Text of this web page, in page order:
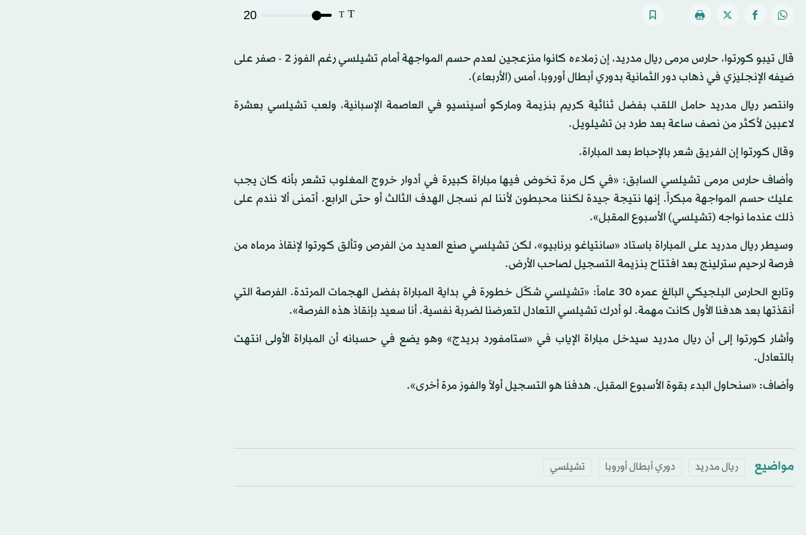
T
T
20
قال تيبو كورتوا، حارس مرمى ريال مدريد، إن زملاءه كانوا منزعجين لعدم حسم المواجهة أمام تشيلسي رغم الفوز 2 - صفر على
ضيفه الإنجليزي في ذهاب دور الثمانية بدوري أبطال أوروبا، أمس (الأربعاء).
وانتصر ريال مدريد حامل اللقب بفضل ثنائية كريم بنزيمة وماركو أسينسيو في العاصمة الإسبانية، ولعب تشيلسي بعشرة
لاعبين لأكثر من نصف ساعة بعد طرد بن تشيلويل.
وقال كورتوا إن الفريق شعر بالإحباط بعد المباراة.
وأضاف حارس مرمى تشيلسي السابق: «في كل مرة تخوض فيها مباراة كبيرة في أدوار خروج المغلوب تشعر بأنه كان يجب
عليك حسم المواجهة مبكراً. إنها نتيجة جيدة لكننا محبطون لأننا لم نسجل الهدف الثالث أو حتى الرابع. أتمنى ألا نندم على
ذلك عندما نواجه (تشيلسي) الأسبوع المقبل».
وسيطر ريال مدريد على المباراة باستاد «سانتياغو برنابيو»، لكن تشيلسي صنع العديد من الفرص وتألق كورتوا لإنقاذ مرماه من
فرصة لرحيم سترلينج بعد افتتاح بنزيمة التسجيل لصاحب الأرض.
وتابع الحارس البلجيكي البالغ عمره 30 عاماً: «تشيلسي شكّل خطورة في بداية المباراة بفضل الهجمات المرتدة. الفرصة التي
أنقذتها بعد هدفنا الأول كانت مهمة. لو أدرك تشيلسي التعادل لتعرضنا لضربة نفسية. أنا سعيد بإنقاذ هذه الفرصة».
وأشار كورتوا إلى أن ريال مدريد سيدخل مباراة الإياب في «ستامفورد بريدج» وهو يضع في حسبانه أن المباراة الأولى انتهت
بالتعادل.
وأضاف: «سنحاول البدء بقوة الأسبوع المقبل. هدفنا هو التسجيل أولاً والفوز مرة أخرى».
مواضيع ريال مدريد دوري أبطال أوروبا تشيلسي